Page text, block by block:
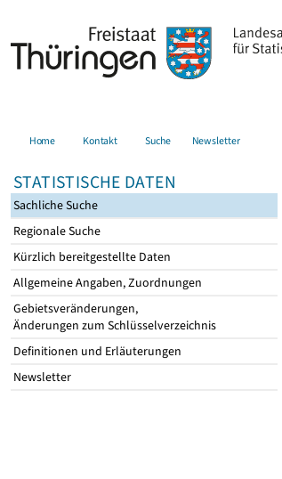
Home Kontakt Suche Newsletter
STATISTISCHE DATEN
Sachliche Suche
Regionale Suche
Kürzlich bereitgestellte Daten
Allgemeine Angaben, Zuordnungen
Gebietsveränderungen,
Änderungen zum Schlüsselverzeichnis
Definitionen und Erläuterungen
Newsletter